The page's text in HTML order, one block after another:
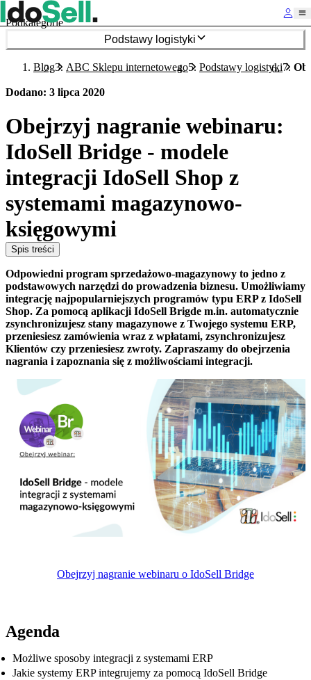
Podkategorie
Podstawy logistyki
Blog ABC Sklepu internetowego Podstawy logistyki
Dodano: 3 lipca 2020
Obejrzyj nagranie webinaru:
IdoSell Bridge - modele
integracji IdoSell Shop z
systemami magazynowo-
księgowymi
Spis treści
Odpowiedni program sprzedażowo-magazynowy to jedno z
podstawowych narzędzi do prowadzenia biznesu. Umożliwiamy
integrację najpopularniejszych programów typu ERP z IdoSell
Shop. Za pomocą aplikacji IdoSell Brigde m.in. automatycznie
zsynchronizujesz stany magazynowe z Twojego systemu ERP,
przeniesiesz zamówienia wraz z wpłatami, zsynchronizujesz
Klientów czy przeniesiesz zwroty. Zapraszamy do obejrzenia
nagrania i zapoznania się z możliwościami integracji.
Obejrzyj nagranie webinaru o IdoSell Bridge
Agenda
Możliwe sposoby integracji z systemami ERP
Jakie systemy ERP integrujemy za pomocą IdoSell Bridge